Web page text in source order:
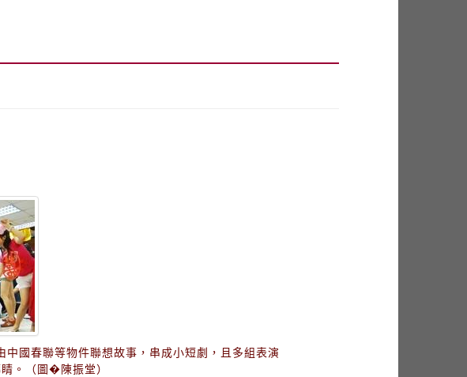
國春聯等物件聯想故事，串成小短劇，且多組表演
。（圖�陳振堂）